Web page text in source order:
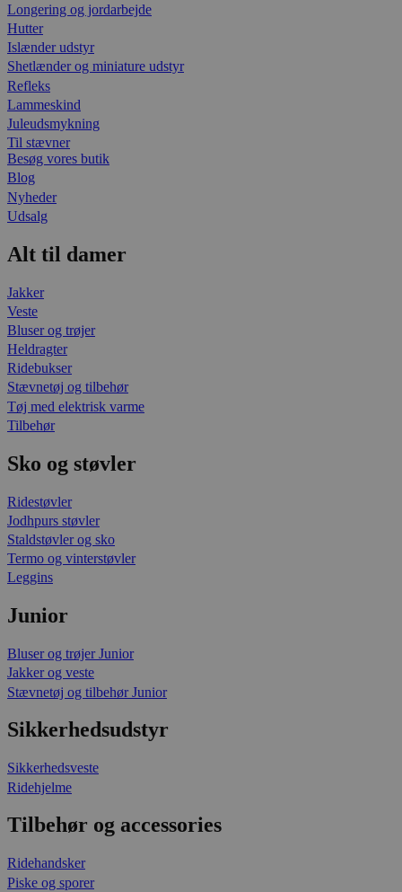
Longering og jordarbejde
Hutter
Islænder udstyr
Shetlænder og miniature udstyr
Refleks
Lammeskind
Juleudsmykning
Til stævner
Besøg vores butik
Blog
Nyheder
Udsalg
Alt til damer
Jakker
Veste
Bluser og trøjer
Heldragter
Ridebukser
Stævnetøj og tilbehør
Tøj med elektrisk varme
Tilbehør
Sko og støvler
Ridestøvler
Jodhpurs støvler
Staldstøvler og sko
Termo og vinterstøvler
Leggins
Junior
Bluser og trøjer Junior
Jakker og veste
Stævnetøj og tilbehør Junior
Sikkerhedsudstyr
Sikkerhedsveste
Ridehjelme
Tilbehør og accessories
Ridehandsker
Piske og sporer